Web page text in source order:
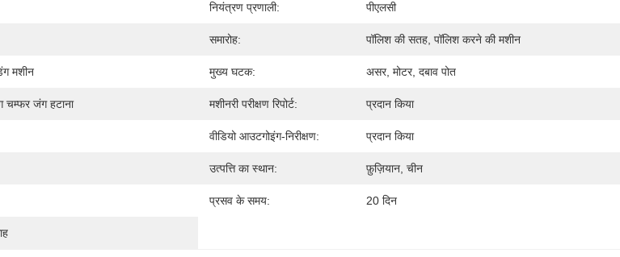
नियंत्रण प्रणाली: पीएलसी
समारोह: पॉलिश की सतह, पॉलिश करने की मशीन
मशीन मुख्य घटक: असर, मोटर, दबाव पोत
चम्फर जंग हटाना मशीनरी परीक्षण रिपोर्ट: प्रदान किया
वीडियो आउटगोइंग-निरीक्षण: प्रदान किया
उत्पत्ति का स्थान: फ़ुज़ियान, चीन
प्रसव के समय: 20 दिन